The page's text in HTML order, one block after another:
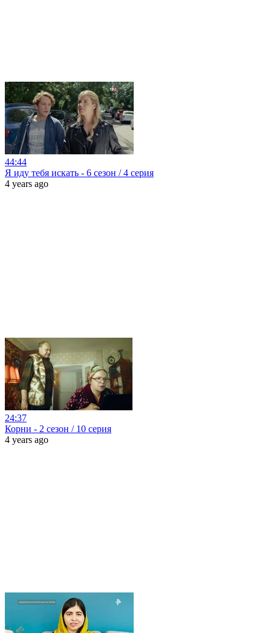
44:44
Я иду тебя искать - 6 сезон / 4 серия
4 years ago
24:37
Корни - 2 сезон / 10 серия
4 years ago